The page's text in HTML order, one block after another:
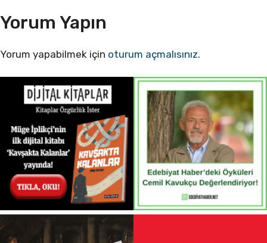
Yorum Yapın
Yorum yapabilmek için oturum açmalısınız.